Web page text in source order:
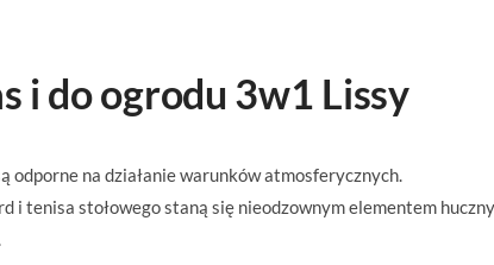
i do ogrodu 3w1 Lissy
odporne na działanie warunków atmosferycznych.
i tenisa stołowego staną się nieodzownym elementem